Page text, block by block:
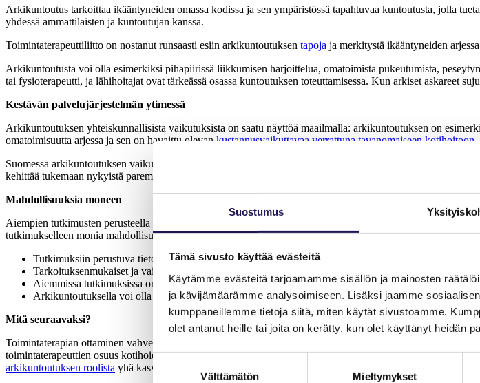
Suostumus
Tämä sivusto käyttää evästeitä
Käytämme evästeitä tarjoamamme sisällön ja mainosten
ja kävijämäärämme analysoimiseen. Lisäksi jaamme
kumppaneillemme tietoja siitä, miten käytät sivustoamme.
olet antanut heille tai joita on kerätty, kun olet käyttänyt heidän
Suostumuksen
Välttämätön Mieltymykset
Arkikuntoutus tarkoittaa ikääntyneiden omassa kodissa ja sen ympäristössä tapahtuvaa kuntoutusta, jolla
yhdessä ammattilaisten ja kuntoutujan kanssa.
Toimintaterapeuttiliitto on nostanut runsaasti esiin arkikuntoutuksen tapoja ja merkitystä ikääntyneiden
Arkikuntoutusta voi olla esimerkiksi pihapiirissä liikkumisen harjoittelua, omatoimista pukeutumista,
tai fysioterapeutti, ja lähihoitajat ovat tärkeässä osassa kuntoutuksen toteuttamisessa. Kun arkiset askareet
Kestävän palvelujärjestelmän ytimessä
Arkikuntoutuksen yhteiskunnallisista vaikutuksista on saatu näyttöä maailmalla: arkikuntoutuksen on
omatoimisuutta arjessa ja sen on havaittu olevan kustannusvaikuttavaa verrattuna tavanomaiseen kotihoitoon.
Suomessa arkikuntoutuksen vaikuttavuudesta ei ole aikaisemmin tehty tutkimusta, ja siksi Niskasen
kehittää tukemaan nykyistä paremmin ikääntyneiden elämänlaatua ja toimintakykyä. Arkikuntoutus voi olla
Mahdollisuuksia moneen
Aiempien tutkimusten perusteella arkikuntoutuksella on mahdollista saada myönteisiä vaikutuksia niin
tutkimukselleen monia mahdollisuuksia, esimerkiksi:
Tutkimuksiin perustuva tieto tuo tukea kuntoutuspoliittiselle vaikuttamiselle ja auttaa taloudellisesti
Tarkoituksenmukaiset ja vaikuttavat menetelmät parantavat kuntoutujien elämänlaatua ja auttavat
Aiemmissa tutkimuksissa on huomattu, että kotikuntoutuksen organisoinnilla on merkitys.
Arkikuntoutuksella voi olla myös laajamittaisempia vaikutuksia. Esimerkiksi työikäisten
Mitä seuraavaksi?
Toimintaterapian ottaminen vahvemmaksi osaksi ikääntyneiden merkityksellisen arjen turvaamista on
toimintaterapeuttien osuus kotihoidossa on ollut perinteisesti vahvempi kuin Suomessa tällä hetkellä.
arkikuntoutuksen roolista yhä kasvavan ikääntyvän väestön sujuvan arjen toteutumisessa.